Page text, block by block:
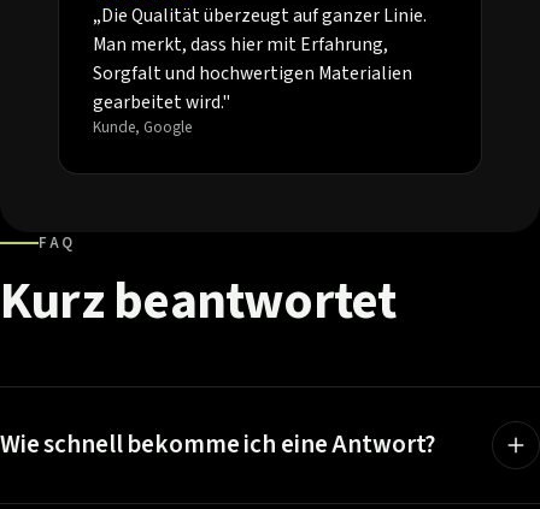
„Die Qualität überzeugt auf ganzer Linie.
Man merkt, dass hier mit Erfahrung,
Sorgfalt und hochwertigen Materialien
gearbeitet wird."
Kunde, Google
FAQ
Kurzbeantwortet
Wie schnell bekomme ich eine Antwort?